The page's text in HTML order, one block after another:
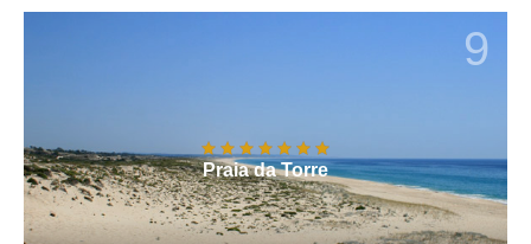
9
Praia da Torre